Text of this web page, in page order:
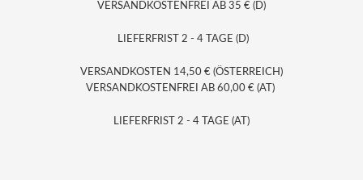
VERSANDKOSTENFREI AB 35 € (D)
LIEFERFRIST 2 - 4 TAGE (D)
VERSANDKOSTEN 14,50 € (ÖSTERREICH)
VERSANDKOSTENFREI AB 60,00 € (AT)
LIEFERFRIST 2 - 4 TAGE (AT)